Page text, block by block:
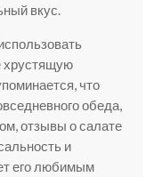
вкус.
хрустящую
что
обеда,
отзывы о салате
и
его любимым